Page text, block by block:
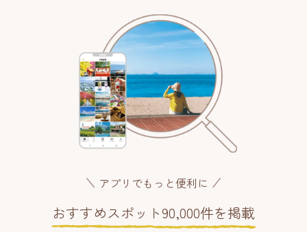
アプリでもっと便利に
おすすめスポット90,000件を掲載